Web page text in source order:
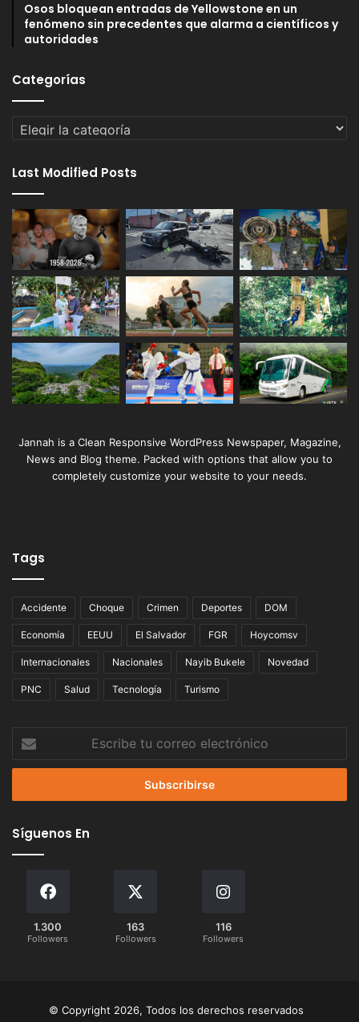
Osos bloquean entradas de Yellowstone en un
fenómeno sin precedentes que alarma a científicos y
autoridades
Categorías
Categorías
Last Modified Posts
Jannah is a Clean Responsive WordPress Newspaper, Magazine,
News and Blog theme. Packed with options that allow you to
completely customize your website to your needs.
Tags
Accidente Choque Crimen Deportes DOM
Economía EEUU El Salvador FGR Hoycomsv
Internacionales Nacionales Nayib Bukele Novedad
PNC Salud Tecnología Turismo
tu
correo
Síguenos En
1.300
Followers
163
Followers
116
Followers
© Copyright 2026, Todos los derechos reservados